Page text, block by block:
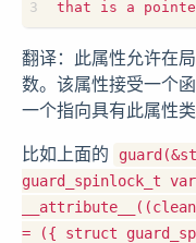
翻译：此属性允许在
数。该属性接受一个
一个指向具有此属性类
比如上面的
guard_spinlock_t var
= ({ struct